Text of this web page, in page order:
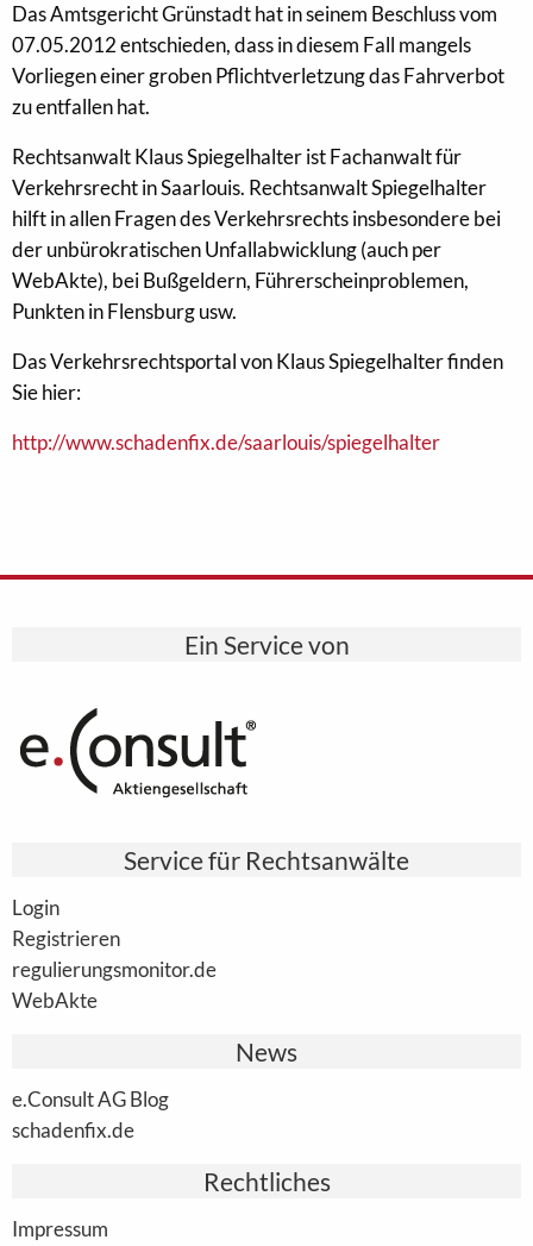
Das Amtsgericht Grünstadt hat in seinem Beschluss vom
07.05.2012 entschieden, dass in diesem Fall mangels
Vorliegen einer groben Pflichtverletzung das Fahrverbot
zu entfallen hat.
Rechtsanwalt Klaus Spiegelhalter ist Fachanwalt für
Verkehrsrecht in Saarlouis. Rechtsanwalt Spiegelhalter
hilft in allen Fragen des Verkehrsrechts insbesondere bei
der unbürokratischen Unfallabwicklung (auch per
WebAkte), bei Bußgeldern, Führerscheinproblemen,
Punkten in Flensburg usw.
Das Verkehrsrechtsportal von Klaus Spiegelhalter finden
Sie hier:
http://www.schadenfix.de/saarlouis/spiegelhalter
Ein Service von
Service für Rechtsanwälte
Login
Registrieren
regulierungsmonitor.de
WebAkte
News
e.Consult AG Blog
schadenfix.de
Rechtliches
Impressum